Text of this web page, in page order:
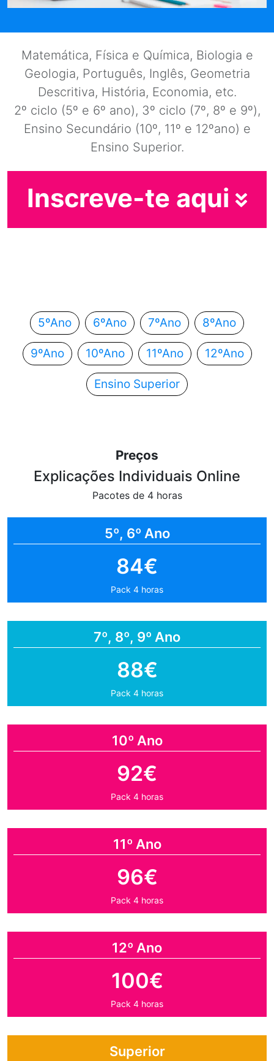
Matemática, Física e Química, Biologia e
Geologia, Português, Inglês, Geometria
Descritiva, História, Economia, etc.
2º ciclo (5º e 6º ano), 3º ciclo (7º, 8º e 9º),
Ensino Secundário (10º, 11º e 12ºano) e
Ensino Superior.
Inscreve-te aqui
5ºAno 6ºAno 7ºAno 8ºAno
9ºAno 10ºAno 11ºAno 12ºAno
Ensino Superior
Preços
Explicações Individuais Online
Pacotes de 4 horas
5º, 6º Ano
84€
Pack 4 horas
7º, 8º, 9º Ano
88€
Pack 4 horas
10º Ano
92€
Pack 4 horas
11º Ano
96€
Pack 4 horas
12º Ano
100€
Pack 4 horas
Superior